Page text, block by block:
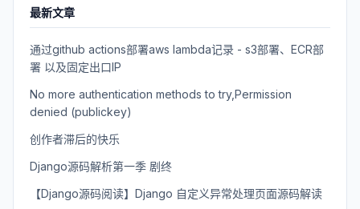
最新文章
通过github actions部署aws lambda记录 - s3部署、ECR部
署 以及固定出口IP
No more authentication methods to try,Permission
denied (publickey)
创作者滞后的快乐
Django源码解析第一季 剧终
【Django源码阅读】Django 自定义异常处理页面源码解读